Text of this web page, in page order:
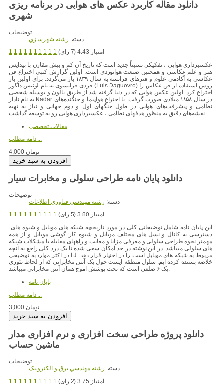
دانلود مقاله کاربرد عکس های هوایی در برنامه ریزی
شهری
توضیحات
دسته: رشته شهرسازي
1 1 1 1 1 1 1 1 1 1
امتیاز 4.43 (7 رای)
عکسبرداری هوایی ، تفکیکی نسبتاً جدید است که تاریخ آن کم و بیش مقارن با پیدایش
هنر و علم عکاسی و همچنین صنعت هوانوردی است. اولین گزارش کتبی اختراع فن
عکاسی به آکادمی علوم و هنرهای فرانسه به سال ۱۸۳۹ باز می‌گردد. برای اولین بار
فردی فرانسوی به نام لوئیس داگور (Luis Daguevre) روش استفاده از فن عکاس را
اختراع کرد. اولین عکس‌ هوایی که در دنیا گرفته شد از طریق بالون و بوسیله شخصی
به نام نادار Nadar در سال ۱۸۵۸ میلادی صورت گرفت. با اختراع هواپیما و جنگنده‌های
نظامی و پیشرفت‌های هوایی در طول جنگهای اول و دوم جهانی و نیاز به تهیه
نقشه‌های دقیق به منظور هدفهای نظامی ، عکسبرداری هوایی رو به توسعه گذاشت.
مقالات تخصصي
ادامه مطلب...
4,000 تومان
دانلود پایان نامه طراحی سلولی و مخابرات سیار
توضیحات
دسته: رشته مهندسي فناوري اطلاعات
1 1 1 1 1 1 1 1 1 1
امتیاز 3.80 (5 رای)
این پایان نامه شامل توضیحاتی کلی در مورد تاریخچه شبکه های موبایل و شیوه های
دسترسی به کانال و نسل های مختلف موبایل و شیوه کار گوشی موبایل و از همه
مهمتر نحوه طراحی سلولی و معرفی مزایا و معایب و راههای مقابله با مشکلات شبکه
های سلولی میباشد. در این نوشته در حد امکان سعی شده تا یک درد کلی راجع به آنچه
مربوط به شبکه های موبایل است را در اختیار قرار دهد. لذا در اکثر موارد به توضیحی
خلاصه بسنده کرده ایم. سلول منطقه ایست حول یک آنتن مخابراتی که از لحاظ تئوری
یک ۶ ضلعی است که تحت پوشش اموج همان آنتن مخابراتی میباشد.
پایان نامه
ادامه مطلب...
3,000 تومان
دانلود پروژه طراحی سخت افزاری و نرم افزاری مدار
ماشین حساب
توضیحات
دسته: رشته مهندسي برق و الکترونيک
1 1 1 1 1 1 1 1 1 1
امتیاز 3.75 (2 رای)